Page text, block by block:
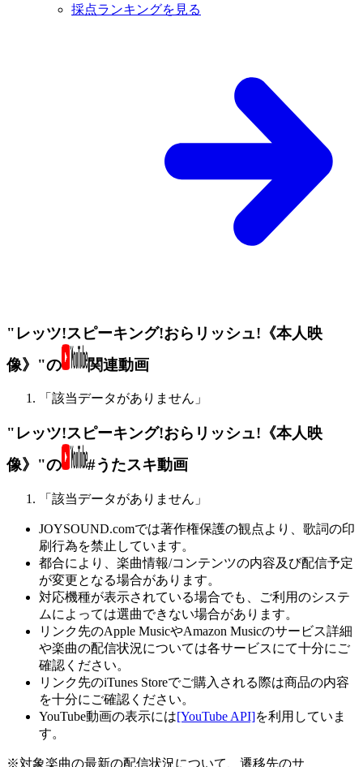
採点ランキングを見る
"レッツ!スピーキング!おらリッシュ!《本人映
像》"の
関連動画
「該当データがありません」
"レッツ!スピーキング!おらリッシュ!《本人映
像》"の
#うたスキ動画
「該当データがありません」
JOYSOUND.comでは著作権保護の観点より、歌詞の印
刷行為を禁止しています。
都合により、楽曲情報/コンテンツの内容及び配信予定
が変更となる場合があります。
対応機種が表示されている場合でも、ご利用のシステ
ムによっては選曲できない場合があります。
リンク先のApple MusicやAmazon Musicのサービス詳細
や楽曲の配信状況については各サービスにて十分にご
確認ください。
リンク先のiTunes Storeでご購入される際は商品の内容
を十分にご確認ください。
YouTube動画の表示には[YouTube API]を利用していま
す。
※対象楽曲の最新の配信状況について、遷移先のサ